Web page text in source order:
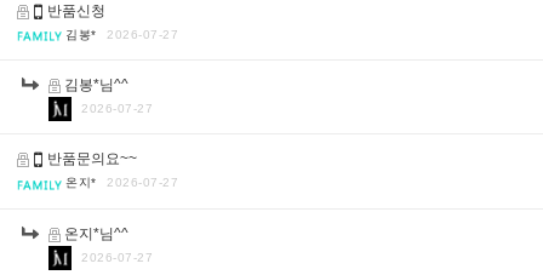
반품신청
김봉* 2026-07-27
김봉*님^^
2026-07-27
반품문의요~~
온지* 2026-07-27
온지*님^^
2026-07-27